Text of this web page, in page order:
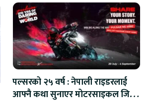
पल्सरको २५ वर्ष : नेपाली राइडरलाई
आफ्नै कथा सुनाएर मोटरसाइकल जित्ने